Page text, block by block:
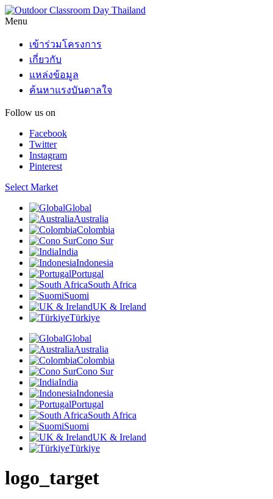
Menu
เข้าร่วมโครงการ
เกี่ยวกับ
แหล่งข้อมูล
ค้นหาแรงบันดาลใจ
Follow us on
Facebook
Twitter
Instagram
Pinterest
Select Market
Global
Australia
Colombia
Cono Sur
India
Indonesia
Portugal
South Africa
Suomi
UK & Ireland
Türkiye
Global
Australia
Colombia
Cono Sur
India
Indonesia
Portugal
South Africa
Suomi
UK & Ireland
Türkiye
logo_target